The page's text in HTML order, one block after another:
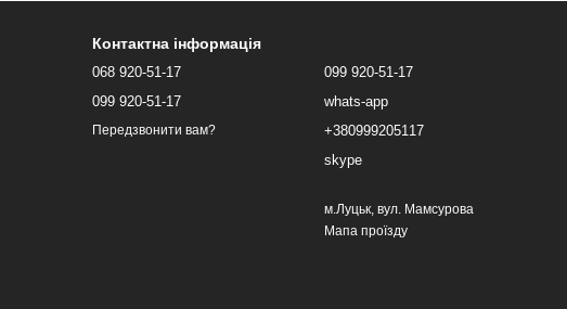
Контактна інформація
068 920-51-17
099 920-51-17
Передзвонити вам?
099 920-51-17
whats-app
+380999205117
skype
м.Луцьк, вул. Мамсурова
Мапа проїзду